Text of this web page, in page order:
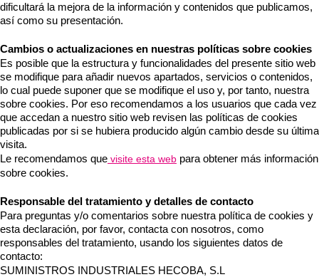
dificultará la mejora de la información y contenidos que publicamos,
así como su presentación.
Cambios o actualizaciones en nuestras políticas sobre cookies
Es posible que la estructura y funcionalidades del presente sitio web
se modifique para añadir nuevos apartados, servicios o contenidos,
lo cual puede suponer que se modifique el uso y, por tanto, nuestra
sobre cookies. Por eso recomendamos a los usuarios que cada vez
que accedan a nuestro sitio web revisen las políticas de cookies
publicadas por si se hubiera producido algún cambio desde su última
visita.
Le recomendamos que visite esta web para obtener más información
sobre cookies.
Responsable del tratamiento y detalles de contacto
Para preguntas y/o comentarios sobre nuestra política de cookies y
esta declaración, por favor, contacta con nosotros, como
responsables del tratamiento, usando los siguientes datos de
contacto:
SUMINISTROS INDUSTRIALES HECOBA, S.L